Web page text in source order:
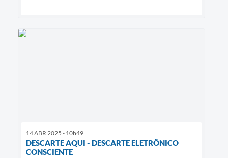
14 ABR 2025 - 10h49
DESCARTE AQUI - DESCARTE ELETRÔNICO
CONSCIENTE